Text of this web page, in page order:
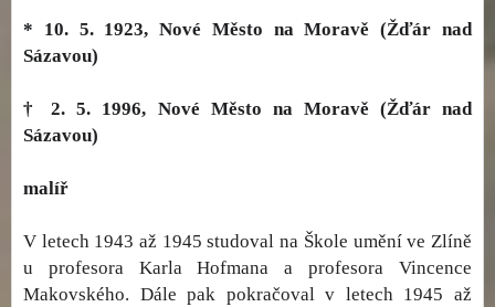
* 10. 5. 1923, Nové Město na Moravě (Žďár nad
Sázavou)
† 2. 5. 1996, Nové Město na Moravě (Žďár nad
Sázavou)
malíř
V letech 1943 až 1945 studoval na Škole umění ve Zlíně
u profesora Karla Hofmana a profesora Vincence
Makovského. Dále pak pokračoval v letech 1945 až